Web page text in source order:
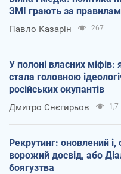
ЗМІ грають за
Павло Казарін 267
У полоні власних міфів:
стала головною
російських окупантів
Дмитро Снєгирьов 1,7
Рекрутинг: оновлений
ворожий досвід, або
боягузтва